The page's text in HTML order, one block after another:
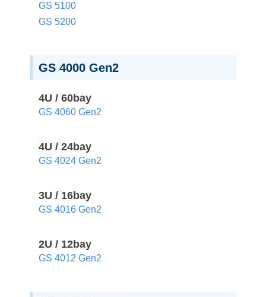
GS 5100
GS 5200
GS 4000 Gen2
4U / 60bay
GS 4060 Gen2
4U / 24bay
GS 4024 Gen2
3U / 16bay
GS 4016 Gen2
2U / 12bay
GS 4012 Gen2